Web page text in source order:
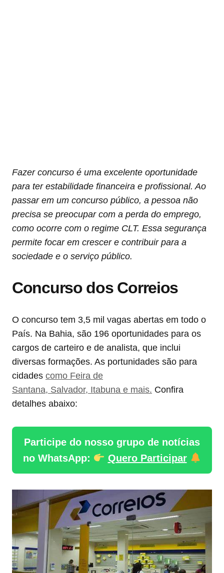
Fazer concurso é uma excelente oportunidade
para ter estabilidade financeira e profissional. Ao
passar em um concurso público, a pessoa não
precisa se preocupar com a perda do emprego,
como ocorre com o regime CLT. Essa segurança
permite focar em crescer e contribuir para a
sociedade e o serviço público.
Concurso dos Correios
O concurso tem 3,5 mil vagas abertas em todo o
País. Na Bahia, são 196 oportunidades para os
cargos de carteiro e de analista, que inclui
diversas formações. As portunidades são para
cidades como Feira de
Santana, Salvador, Itabuna e mais. Confira
detalhes abaixo:
Participe do nosso grupo de notícias
no WhatsApp:
Quero Participar